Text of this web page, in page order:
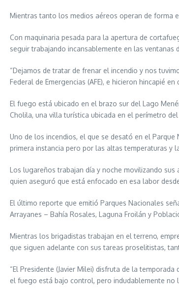
Mientras tanto los medios aéreos operan de forma
Con maquinaria pesada para la apertura de
seguir trabajando incansablemente en las
“Dejamos de tratar de frenar el incendio y nos
Federal de Emergencias (AFE), e hicieron hincapié
El fuego está ubicado en el brazo sur del Lago
Cholila, una villa turística ubicada en el perímetro
Uno de los incendios, el que se desató en el
primera instancia pero por las altas temperaturas y
Los lugareños trabajan día y noche movilizando
quien aseguró que está enfocado en esa labor
El último reporte que emitió Parques Nacionales
Arrayanes – Bahía Rosales, Laguna Froilán y
Mientras los brigadistas trabajan en el terreno,
que siguen adelante con sus tareas proselitistas,
“El Presidente (Javier Milei) disfruta de la
el fuego está bajo control, pero indudablemente no